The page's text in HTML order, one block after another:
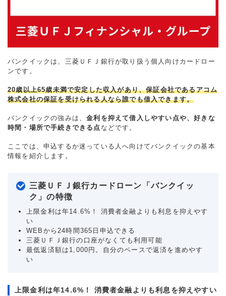
バンクイックは、三菱ＵＦＪ銀行が取り扱う個人向けカードロー
ンです。
20歳以上65歳未満で安定した収入があり、保証会社であるアコム
株式会社の保証を受けられる人なら誰でも借入できます。
バンクイックの強みは、金利を抑えて借入しやすい点や、好きな
時間・場所で手続きできる点 などです。
ここでは、申込するか迷っている人へ向けてバンクイックの基本
情報を紹介します。
三菱ＵＦＪ銀行カードローン「バンクイッ
ク」の特徴
上限金利は年14.6%！ 消費者金融よりも利息を抑えやす
い
WEBから24時間365日申込できる
三菱ＵＦＪ銀行の口座がなくても利用可能
最低返済額は1,000円。自分のペースで返済を進めやす
い
上限金利は年14.6%！ 消費者金融よりも利息を抑えやすい